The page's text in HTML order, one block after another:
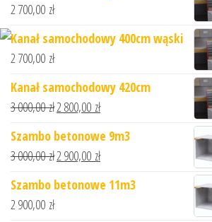
2 700,00 zł
Kanał samochodowy 400cm wąski
2 700,00 zł
Kanał samochodowy 420cm
3 000,00zł2 800,00 zł
Szambo betonowe 9m3
3 000,00zł2 900,00 zł
Szambo betonowe 11m3
2 900,00 zł